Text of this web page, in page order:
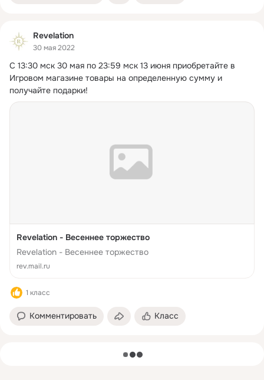
Revelation
30 мая 2022
С 13:30 мск 30 мая по 23:59 мск 13 июня приобретайте в
Игровом магазине товары на определенную сумму и
получайте подарки!
Revelation - Весеннее торжество
Revelation - Весеннее торжество
rev.mail.ru
1 класс
Комментировать Класс